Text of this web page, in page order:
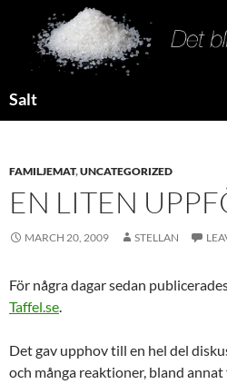
Salt
FAMILJEMAT,UNCATEGORIZED
EN LITEN
MARCH 20, 2009 STELLAN
För några dagar sedan
Taffel.se.
Det gav upphov till en hel del
och många reaktioner, bland annat